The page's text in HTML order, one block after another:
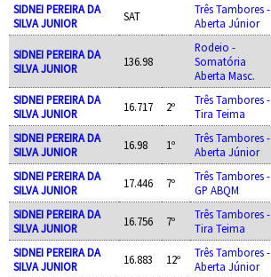
SIDNEI PEREIRA DA
SILVA JUNIOR
SAT
Três Tambores -
Aberta Júnior
SIDNEI PEREIRA DA
SILVA JUNIOR
136.98
Rodeio -
Somatória
Aberta Masc.
SIDNEI PEREIRA DA
SILVA JUNIOR
16.717 2º
Três Tambores -
Tira Teima
SIDNEI PEREIRA DA
SILVA JUNIOR
16.98 1º
Três Tambores -
Aberta Júnior
SIDNEI PEREIRA DA
SILVA JUNIOR
17.446 7º
Três Tambores -
GP ABQM
SIDNEI PEREIRA DA
SILVA JUNIOR
16.756 7º
Três Tambores -
Tira Teima
SIDNEI PEREIRA DA
SILVA JUNIOR
16.883 12º
Três Tambores -
Aberta Júnior